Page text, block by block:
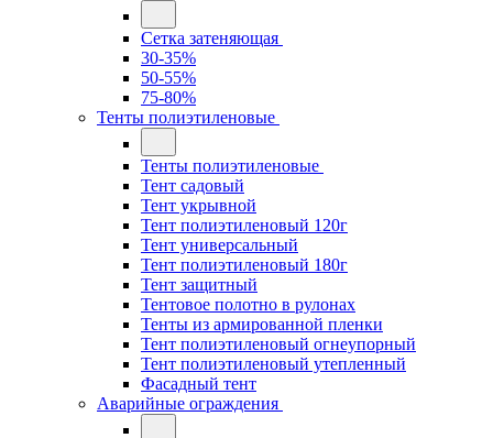
Сетка затеняющая
30-35%
50-55%
75-80%
Тенты полиэтиленовые
Тенты полиэтиленовые
Тент садовый
Тент укрывной
Тент полиэтиленовый 120г
Тент универсальный
Тент полиэтиленовый 180г
Тент защитный
Тентовое полотно в рулонах
Тенты из армированной пленки
Тент полиэтиленовый огнеупорный
Тент полиэтиленовый утепленный
Фасадный тент
Аварийные ограждения